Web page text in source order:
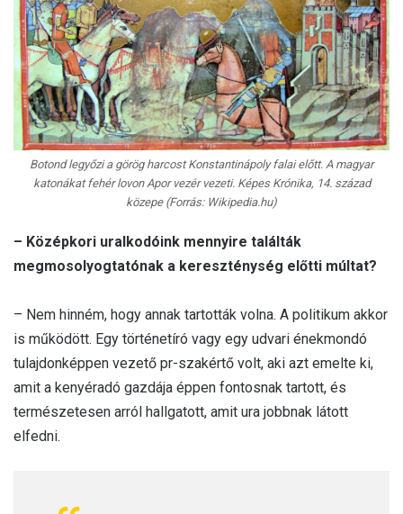
Botond legyőzi a görög harcost Konstantinápoly falai előtt. A magyar
katonákat fehér lovon Apor vezér vezeti. Képes Krónika, 14. század
közepe (Forrás: Wikipedia.hu)
– Középkori uralkodóink mennyire találták
megmosolyogtatónak a kereszténység előtti múltat?
– Nem hinném, hogy annak tartották volna. A politikum akkor
is működött. Egy történetíró vagy egy udvari énekmondó
tulajdonképpen vezető pr-szakértő volt, aki azt emelte ki,
amit a kenyéradó gazdája éppen fontosnak tartott, és
természetesen arról hallgatott, amit ura jobbnak látott
elfedni.